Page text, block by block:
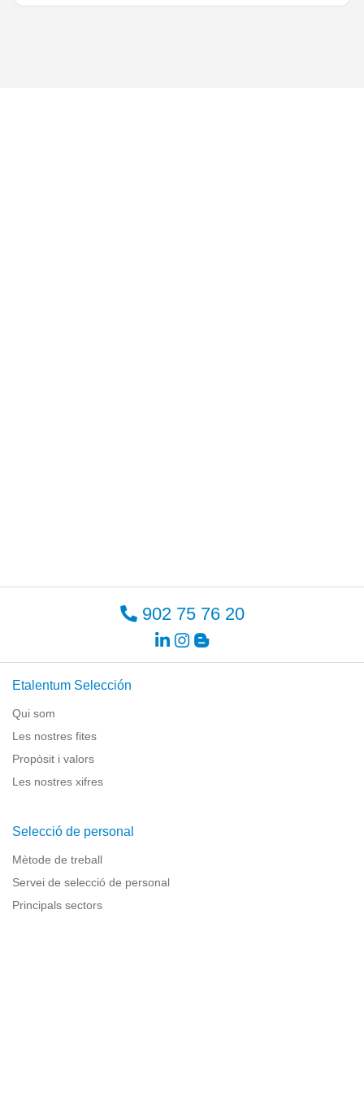
902 75 76 20
Etalentum Selección
Qui som
Les nostres fites
Propòsit i valors
Les nostres xifres
Selecció de personal
Mètode de treball
Servei de selecció de personal
Principals sectors